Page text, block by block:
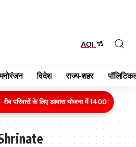
AQI
विदेश राज्य-शहर
परिवारों के लिए आवास योजना में 1400 करोड़ रुपये